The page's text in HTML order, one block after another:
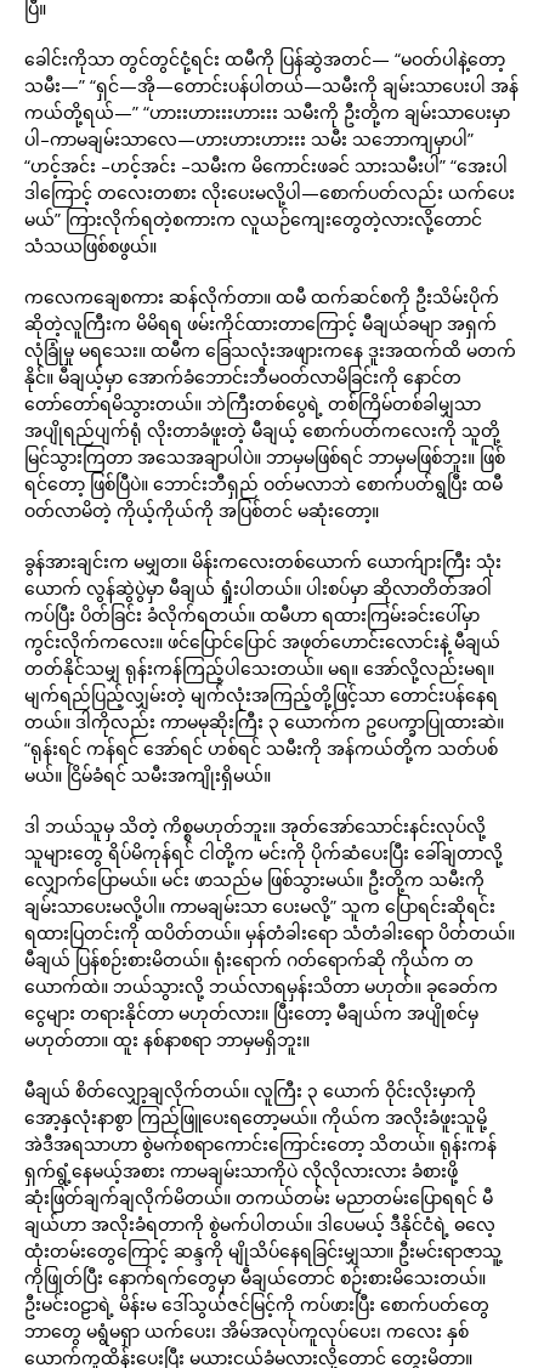
ပြီ။
ခေါင်းကိုသာ တွင်တွင်ငုံ့ရင်း ထမီကို ပြန်ဆွဲအတင်— “မဝတ်ပါနဲ့တော့
သမီး—” “ရှင်—အို—တောင်းပန်ပါတယ်—သမီးကို ချမ်းသာပေးပါ အန်
ကယ်တို့ရယ်—” “ဟားးဟားးးဟားးး သမီးကို ဦးတို့က ချမ်းသာပေးမှာ
ပါ–ကာမချမ်းသာလေ—ဟားဟားဟားးး သမီး သဘောကျမှာပါ”
“ဟင့်အင်း –ဟင့်အင်း –သမီးက မိကောင်းဖခင် သားသမီးပါ” “အေးပါ
ဒါကြောင့် တလေးတစား လိုးပေးမလို့ပါ—စောက်ပတ်လည်း ယက်ပေး
မယ်” ကြားလိုက်ရတဲ့စကားက လူယဉ်ကျေးတွေတဲ့လားလို့တောင်
သံသယဖြစ်စဖွယ်။
ကလေကချေစကား ဆန်လိုက်တာ။ ထမီ ထက်ဆင်စကို ဦးသိမ်းပိုက်
ဆိုတဲ့လူကြီးက မိမိရရ ဖမ်းကိုင်ထားတာကြောင့် မီချယ်ခမျာ အရှက်
လုံခြုံမှု မရသေး။ ထမီက ခြေသလုံးအဖျားကနေ ဒူးအထက်ထိ မတက်
နိုင်။ မီချယ့်မှာ အောက်ခံဘောင်းဘီမဝတ်လာမိခြင်းကို နောင်တ
တော်တော်ရမိသွားတယ်။ ဘဲကြီးတစ်ပွေရဲ့ တစ်ကြိမ်တစ်ခါမျှသာ
အပျိုရည်ပျက်ရုံ လိုးတာခံဖူးတဲ့ မီချယ့် စောက်ပတ်ကလေးကို သူတို့
မြင်သွားကြတာ အသေအချာပါပဲ။ ဘာမှမဖြစ်ရင် ဘာမှမဖြစ်ဘူး။ ဖြစ်
ရင်တော့ ဖြစ်ပြီပဲ။ ဘောင်းဘီရှည် ဝတ်မလာဘဲ စောက်ပတ်ရွပြီး ထမီ
ဝတ်လာမိတဲ့ ကိုယ့်ကိုယ်ကို အပြစ်တင် မဆုံးတော့။
ခွန်အားချင်းက မမျှတ။ မိန်းကလေးတစ်ယောက် ယောက်ျားကြီး သုံး
ယောက် လွန်ဆွဲပွဲမှာ မီချယ် ရှုံးပါတယ်။ ပါးစပ်မှာ ဆိုလာတိတ်အဝါ
ကပ်ပြီး ပိတ်ခြင်း ခံလိုက်ရတယ်။ ထမီဟာ ရထားကြမ်းခင်းပေါ်မှာ
ကွင်းလိုက်ကလေး။ ဖင်ပြောင်ပြောင် အဖုတ်ဟောင်းလောင်းနဲ့ မီချယ်
တတ်နိုင်သမျှ ရုန်းကန်ကြည့်ပါသေးတယ်။ မရ။ အော်လို့လည်းမရ။
မျက်ရည်ပြည့်လျှမ်းတဲ့ မျက်လုံးအကြည့်တို့ဖြင့်သာ တောင်းပန်နေရ
တယ်။ ဒါကိုလည်း ကာမမုဆိုးကြီး ၃ ယောက်က ဥပေက္ခာပြုထားဆဲ။
“ရုန်းရင် ကန်ရင် အော်ရင် ဟစ်ရင် သမီးကို အန်ကယ်တို့က သတ်ပစ်
မယ်။ ငြိမ်ခံရင် သမီးအကျိုးရှိမယ်။
ဒါ ဘယ်သူမှ သိတဲ့ ကိစ္စမဟုတ်ဘူး။ အုတ်အော်သောင်းနင်းလုပ်လို့
သူများတွေ ရိပ်မိကုန်ရင် ငါတို့က မင်းကို ပိုက်ဆံပေးပြီး ခေါ်ချတာလို့
လျှောက်ပြောမယ်။ မင်း ဖာသည်မ ဖြစ်သွားမယ်။ ဦးတို့က သမီးကို
ချမ်းသာပေးမလို့ပါ။ ကာမချမ်းသာ ပေးမလို့” သူက ပြောရင်းဆိုရင်း
ရထားပြတင်းကို ထပိတ်တယ်။ မှန်တံခါးရော သံတံခါးရော ပိတ်တယ်။
မီချယ် ပြန်စဉ်းစားမိတယ်။ ရုံးရောက် ဂတ်ရောက်ဆို ကိုယ်က တ
ယောက်ထဲ။ ဘယ်သွားလို့ ဘယ်လာရမှန်းသိတာ မဟုတ်။ ခုခေတ်က
ငွေများ တရားနိုင်တာ မဟုတ်လား။ ပြီးတော့ မီချယ်က အပျိုစင်မှ
မဟုတ်တာ။ ထူး နစ်နာစရာ ဘာမှမရှိဘူး။
မီချယ် စိတ်လျှော့ချလိုက်တယ်။ လူကြီး ၃ ယောက် ဝိုင်းလိုးမှာကို
အော့နှလုံးနာစွာ ကြည်ဖြူပေးရတော့မယ်။ ကိုယ်က အလိုးခံဖူးသူမို့
အဲဒီအရသာဟာ စွဲမက်စရာကောင်းကြောင်းတော့ သိတယ်။ ရုန်းကန်
ရှက်ရွံ့နေမယ့်အစား ကာမချမ်းသာကိုပဲ လိုလိုလားလား ခံစားဖို့
ဆုံးဖြတ်ချက်ချလိုက်မိတယ်။ တကယ်တမ်း မညာတမ်းပြောရရင် မီ
ချယ်ဟာ အလိုးခံရတာကို စွဲမက်ပါတယ်။ ဒါပေမယ့် ဒီနိုင်ငံရဲ့ ဓလေ့
ထုံးတမ်းတွေကြောင့် ဆန္ဒကို မျိုသိပ်နေရခြင်းမျှသာ။ ဦးမင်းရာဇာသူ့
ကိုဖြုတ်ပြီး နောက်ရက်တွေမှာ မီချယ်တောင် စဉ်းစားမိသေးတယ်။
ဦးမင်းဝဠာရဲ့ မိန်းမ ဒေါ်သွယ်ဇင်မြင့်ကို ကပ်ဖားပြီး စောက်ပတ်တွေ
ဘာတွေ မရွံမရှာ ယက်ပေး၊ အိမ်အလုပ်ကူလုပ်ပေး၊ ကလေး နှစ်
ယောက်ကူထိန်းပေးပြီး မယားငယ်ခံမလားလို့တောင် တွေးမိတာ။